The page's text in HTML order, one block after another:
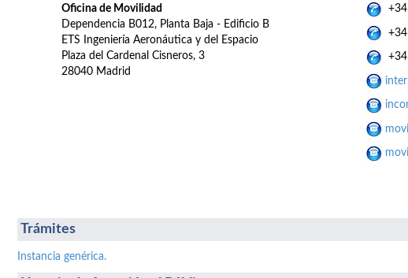
Oficina de Movilidad
Dependencia B012, Planta Baja - Edificio B
ETS Ingeniería Aeronáutica y del Espacio
Plaza del Cardenal Cisneros, 3
28040 Madrid
Trámites
Instancia genérica.